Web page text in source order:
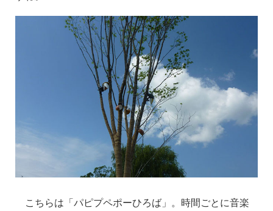
こちらは「パピプペポーひろば」。時間ごとに音楽